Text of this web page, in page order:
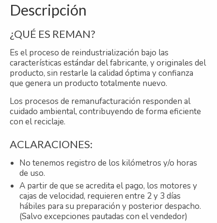
Descripción
¿QUÉ ES REMAN?
Es el proceso de reindustrialización bajo las
características estándar del fabricante, y originales del
producto, sin restarle la calidad óptima y confianza
que genera un producto totalmente nuevo.
Los procesos de remanufacturación responden al
cuidado ambiental, contribuyendo de forma eficiente
con el reciclaje.
ACLARACIONES:
No tenemos registro de los kilómetros y/o horas
de uso.
A partir de que se acredita el pago, los motores y
cajas de velocidad, requieren entre 2 y 3 días
hábiles para su preparación y posterior despacho.
(Salvo excepciones pautadas con el vendedor)